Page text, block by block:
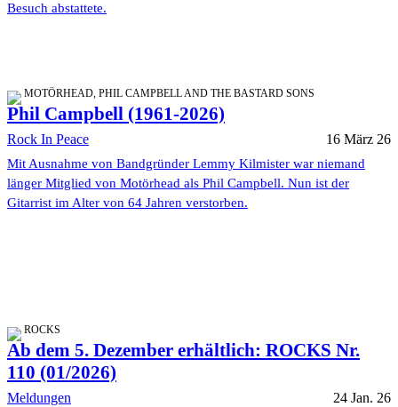
Besuch abstattete.
MOTÖRHEAD, PHIL CAMPBELL AND THE BASTARD SONS
Phil Campbell (1961-2026)
Rock In Peace 16 März 26
Mit Ausnahme von Bandgründer Lemmy Kilmister war niemand
länger Mitglied von Motörhead als Phil Campbell. Nun ist der
Gitarrist im Alter von 64 Jahren verstorben.
ROCKS
Ab dem 5. Dezember erhältlich: ROCKS Nr.
110 (01/2026)
Meldungen 24 Jan. 26